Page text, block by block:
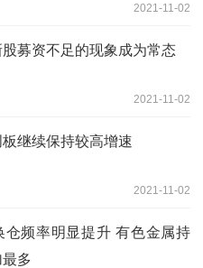
2021-11-02
募资不足的现象成为常态
2021-11-02
继续保持较高增速
2021-11-02
仓频率明显提升 有色金属持
多